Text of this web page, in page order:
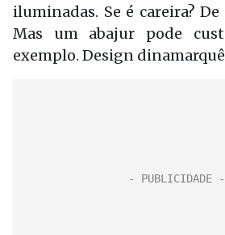
iluminadas. Se é careira?
Mas um abajur pode
exemplo. Design